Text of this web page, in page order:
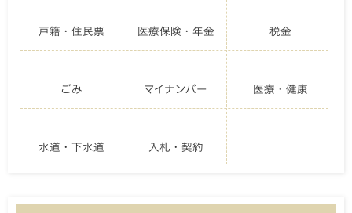
戸籍・住民票 医療保険・年金 税金
ごみ マイナンバー 医療・健康
水道・下水道 入札・契約